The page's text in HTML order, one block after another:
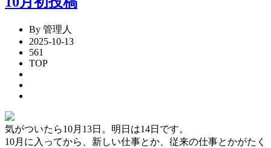
By 管理人
2025-10-13
561
TOP
気がついたら10月13日。明日は14日です。
10月に入ってから、新しい仕事とか、従来の仕事とかがたく